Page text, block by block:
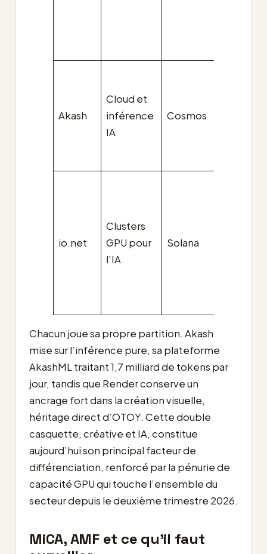
Akash
Cloud et
inférence
IA
Cosmos
io.net
Clusters
GPU pour
l’IA
Solana
Chacun joue sa propre partition. Akash
mise sur l’inférence pure, sa plateforme
AkashML traitant 1,7 milliard de tokens par
jour, tandis que Render conserve un
ancrage fort dans la création visuelle,
héritage direct d’OTOY. Cette double
casquette, créative et IA, constitue
aujourd’hui son principal facteur de
différenciation, renforcé par la pénurie de
capacité GPU qui touche l’ensemble du
secteur depuis le deuxième trimestre 2026.
MiCA, AMF et ce qu’il faut